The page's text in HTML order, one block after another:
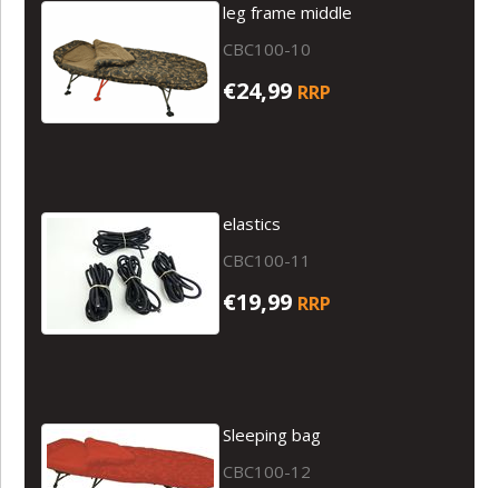
leg frame middle
CBC100-10
€24,99 RRP
elastics
CBC100-11
€19,99 RRP
Sleeping bag
CBC100-12